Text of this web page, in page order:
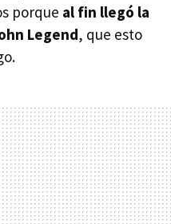
porque al fin llegó la
Legend, que esto